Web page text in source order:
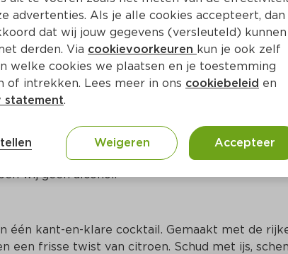
wij geen alcohol.
één kant-en-klare cocktail. Gemaakt met de
een frisse twist van citroen. Schud met ijs,
advertenties. Als je alle cookies accepteert, dan
dat wij jouw gegevens (versleuteld) kunnen
derden. Via cookievoorkeuren kun je ook zelf
welke cookies we plaatsen en je toestemming
of intrekken. Lees meer in ons cookiebeleid en
statement.
Weigeren Accepteer